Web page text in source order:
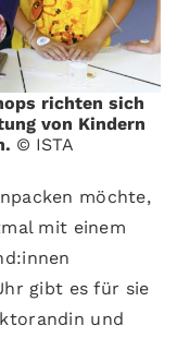
richten sich
von Kindern
© ISTA
möchte,
mit einem
gibt es für sie
und